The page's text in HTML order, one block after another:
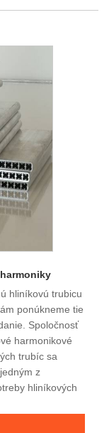
hliníkovú trubicu
ponúkneme tie
Spoločnosť
harmonikové
trubíc sa
z
hliníkových